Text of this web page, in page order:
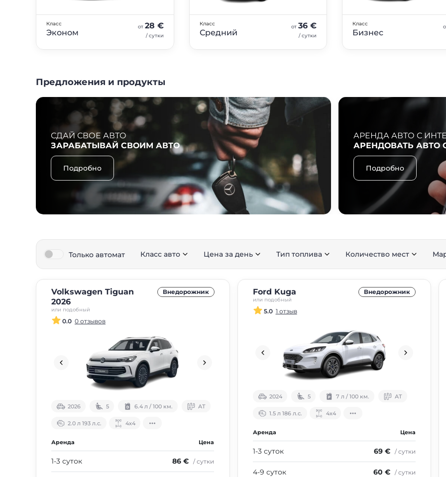
класс
Эконом
от 28 €
/ сутки
класс
Средний
от 36 €
/ сутки
класс
Бизнес
Предложения и продукты
СДАЙ СВОЕ АВТО
ЗАРАБАТЫВАЙ СВОИМ АВТО
Подробно
АРЕНДА АВТО С
АРЕНДОВАТЬ АВТО
Подробно
Только автомат Класс авто Цена за день Тип топлива Количество мест
Volkswagen Tiguan
2026
или подобный
Внедорожник
0.0 0 отзывов
2026 5 6.4 л / 100 км. АТ
2.0 л 193 л.с. 4х4
Аренда Цена
1-3 суток 86 € / сутки
Ford Kuga
или подобный
Внедорожник
5.0 1 отзыв
2024 5 7 л / 100 км. АТ
1.5 л 186 л.с. 4х4
Аренда Цена
1-3 суток 69 € / сутки
4-9 суток 60 € / сутки